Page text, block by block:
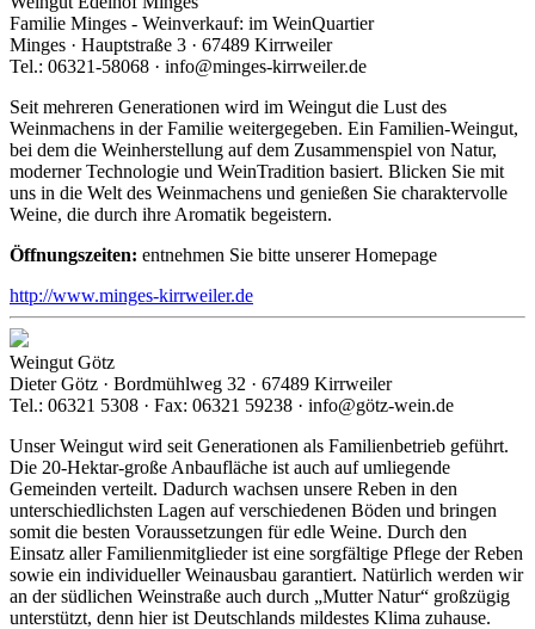
Familie Minges - Weinverkauf: im WeinQuartier
Minges · Hauptstraße 3 · 67489 Kirrweiler
Tel.: 06321-58068 · info@minges-kirrweiler.de
Seit mehreren Generationen wird im Weingut die Lust des
Weinmachens in der Familie weitergegeben. Ein Familien-Weingut,
bei dem die Weinherstellung auf dem Zusammenspiel von Natur,
moderner Technologie und WeinTradition basiert. Blicken Sie mit
uns in die Welt des Weinmachens und genießen Sie charaktervolle
Weine, die durch ihre Aromatik begeistern.
Öffnungszeiten: entnehmen Sie bitte unserer Homepage
http://www.minges-kirrweiler.de
Weingut Götz
Dieter Götz · Bordmühlweg 32 · 67489 Kirrweiler
Tel.: 06321 5308 · Fax: 06321 59238 · info@götz-wein.de
Unser Weingut wird seit Generationen als Familienbetrieb geführt.
Die 20-Hektar-große Anbaufläche ist auch auf umliegende
Gemeinden verteilt. Dadurch wachsen unsere Reben in den
unterschiedlichsten Lagen auf verschiedenen Böden und bringen
somit die besten Voraussetzungen für edle Weine. Durch den
Einsatz aller Familienmitglieder ist eine sorgfältige Pflege der Reben
sowie ein individueller Weinausbau garantiert. Natürlich werden wir
an der südlichen Weinstraße auch durch „Mutter Natur“ großzügig
unterstützt, denn hier ist Deutschlands mildestes Klima zuhause.